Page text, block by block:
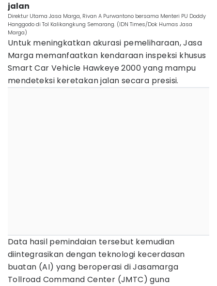
jalan
Direktur Utama Jasa Marga, Rivan A Purwantono bersama Menteri PU Doddy
Hanggodo di Tol Kalikangkung Semarang. (IDN Times/Dok Humas Jasa
Marga)
Untuk meningkatkan akurasi pemeliharaan, Jasa
Marga memanfaatkan kendaraan inspeksi khusus
Smart Car Vehicle Hawkeye 2000 yang mampu
mendeteksi keretakan jalan secara presisi.
Data hasil pemindaian tersebut kemudian
diintegrasikan dengan teknologi kecerdasan
buatan (AI) yang beroperasi di Jasamarga
Tollroad Command Center (JMTC) guna